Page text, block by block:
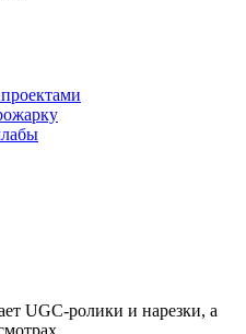
UGC-ролики и нарезки, а